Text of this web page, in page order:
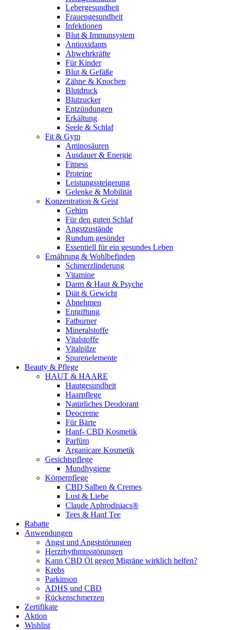
Lebergesundheit
Frauengesundheit
Infektionen
Blut & Immunsystem
Antioxidants
Abwehrkräfte
Für Kinder
Blut & Gefäße
Zähne & Knochen
Blutdruck
Blutzucker
Entzündungen
Erkältung
Seele & Schlaf
Fit & Gym
Aminosäuren
Ausdauer & Energie
Fitness
Proteine
Leistungssteigerung
Gelenke & Mobilität
Konzentration & Geist
Gehirn
Für den guten Schlaf
Angstzustände
Rundum gesünder
Essentiell für ein gesundes Leben
Ernährung & Wohlbefinden
Schmerzlinderung
Vitamine
Darm & Haut & Psyche
Diät & Gewicht
Abnehmen
Entgiftung
Fatburner
Mineralstoffe
Vitalstoffe
Vitalpilze
Spurenelemente
Beauty & Pflege
HAUT & HAARE
Hautgesundheit
Haarpflege
Natürliches Deodorant
Deocreme
Für Bärte
Hanf- CBD Kosmetik
Parfüm
Arganicare Kosmetik
Gesichtspflege
Mundhygiene
Körperpflege
CBD Salben & Cremes
Lust & Liebe
Claude Aphrodisiacs®
Tees & Hanf Tee
Rabatte
Anwendungen
Angst und Angststörungen
Herzrhythmusstörungen
Kann CBD Öl gegen Migräne wirklich helfen?
Krebs
Parkinson
ADHS und CBD
Rückenschmerzen
Zertifikate
Aktion
Wishlist